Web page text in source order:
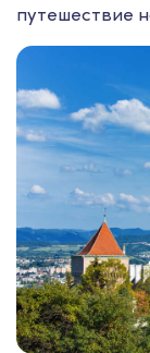
путешествие